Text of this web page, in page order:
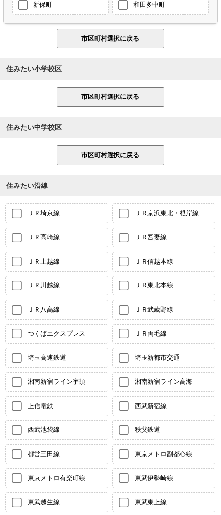
新保町 和田多中町
住みたい小学校区
住みたい中学校区
住みたい沿線
ＪＲ埼京線 ＪＲ京浜東北・根岸線
ＪＲ高崎線 ＪＲ吾妻線
ＪＲ上越線 ＪＲ信越本線
ＪＲ川越線 ＪＲ東北本線
ＪＲ八高線 ＪＲ武蔵野線
つくばエクスプレス ＪＲ両毛線
埼玉高速鉄道 埼玉新都市交通
湘南新宿ライン宇須 湘南新宿ライン高海
上信電鉄 西武新宿線
西武池袋線 秩父鉄道
都営三田線 東京メトロ副都心線
東京メトロ有楽町線 東武伊勢崎線
東武越生線 東武東上線